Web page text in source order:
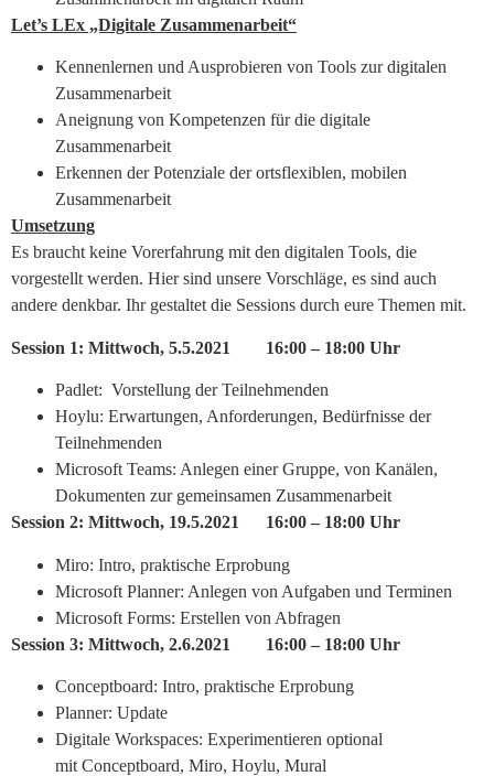
Let’s LEx „Digitale Zusammenarbeit“
Kennenlernen und Ausprobieren von Tools zur digitalen
Zusammenarbeit
Aneignung von Kompetenzen für die digitale
Zusammenarbeit
Erkennen der Potenziale der ortsflexiblen, mobilen
Zusammenarbeit
Umsetzung
Es braucht keine Vorerfahrung mit den digitalen Tools, die
vorgestellt werden. Hier sind unsere Vorschläge, es sind auch
andere denkbar. Ihr gestaltet die Sessions durch eure Themen mit.
Session 1: Mittwoch, 5.5.2021 16:00 – 18:00 Uhr
Padlet: Vorstellung der Teilnehmenden
Hoylu: Erwartungen, Anforderungen, Bedürfnisse der
Teilnehmenden
Microsoft Teams: Anlegen einer Gruppe, von Kanälen,
Dokumenten zur gemeinsamen Zusammenarbeit
Session 2: Mittwoch, 19.5.2021 16:00 – 18:00 Uhr
Miro: Intro, praktische Erprobung
Microsoft Planner: Anlegen von Aufgaben und Terminen
Microsoft Forms: Erstellen von Abfragen
Session 3: Mittwoch, 2.6.2021 16:00 – 18:00 Uhr
Conceptboard: Intro, praktische Erprobung
Planner: Update
Digitale Workspaces: Experimentieren optional
mit Conceptboard, Miro, Hoylu, Mural